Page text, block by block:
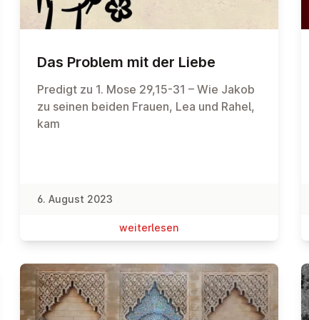
Das Problem mit der Liebe
Predigt zu 1. Mose 29,15-31 – Wie Jakob
zu seinen beiden Frauen, Lea und Rahel,
kam
6. August 2023
wei­ter­le­sen